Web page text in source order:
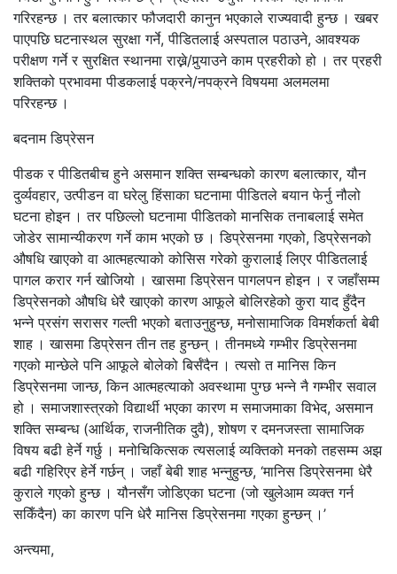
गरिरहन्छ । तर बलात्कार फौजदारी कानुन भएकाले राज्यवादी हुन्छ । खबर
पाएपछि घटनास्थल सुरक्षा गर्ने, पीडितलाई अस्पताल पठाउने, आवश्यक
परीक्षण गर्ने र सुरक्षित स्थानमा राख्ने/पुर्‍याउने काम प्रहरीको हो । तर प्रहरी
शक्तिको प्रभावमा पीडकलाई पक्रने/नपक्रने विषयमा अलमलमा
परिरहन्छ ।
बदनाम डिप्रेसन
पीडक र पीडितबीच हुने असमान शक्ति सम्बन्धको कारण बलात्कार, यौन
दुर्व्यवहार, उत्पीडन वा घरेलु हिंसाका घटनामा पीडितले बयान फेर्नु नौलो
घटना होइन । तर पछिल्लो घटनामा पीडितको मानसिक तनाबलाई समेत
जोडेर सामान्यीकरण गर्ने काम भएको छ । डिप्रेसनमा गएको, डिप्रेसनको
औषधि खाएको वा आत्महत्याको कोसिस गरेको कुरालाई लिएर पीडितलाई
पागल करार गर्न खोजियो । खासमा डिप्रेसन पागलपन होइन । र जहाँसम्म
डिप्रेसनको औषधि धेरै खाएको कारण आफूले बोलिरहेको कुरा याद हुँदैन
भन्ने प्रसंग सरासर गल्ती भएको बताउनुहुन्छ, मनोसामाजिक विमर्शकर्ता बेबी
शाह । खासमा डिप्रेसन तीन तह हुन्छन् । तीनमध्ये गम्भीर डिप्रेसनमा
गएको मान्छेले पनि आफूले बोलेको बिर्सँदैन । त्यसो त मानिस किन
डिप्रेसनमा जान्छ, किन आत्महत्याको अवस्थामा पुग्छ भन्ने नै गम्भीर सवाल
हो । समाजशास्त्रको विद्यार्थी भएका कारण म समाजमाका विभेद, असमान
शक्ति सम्बन्ध (आर्थिक, राजनीतिक दुवै), शोषण र दमनजस्ता सामाजिक
विषय बढी हेर्ने गर्छु । मनोचिकित्सक त्यसलाई व्यक्तिको मनको तहसम्म अझ
बढी गहिरिएर हेर्ने गर्छन् । जहाँ बेबी शाह भन्नुहुन्छ, ‘मानिस डिप्रेसनमा धेरै
कुराले गएको हुन्छ । यौनसँग जोडिएका घटना (जो खुलेआम व्यक्त गर्न
सकिँदैन) का कारण पनि धेरै मानिस डिप्रेसनमा गएका हुन्छन् ।’
अन्त्यमा,